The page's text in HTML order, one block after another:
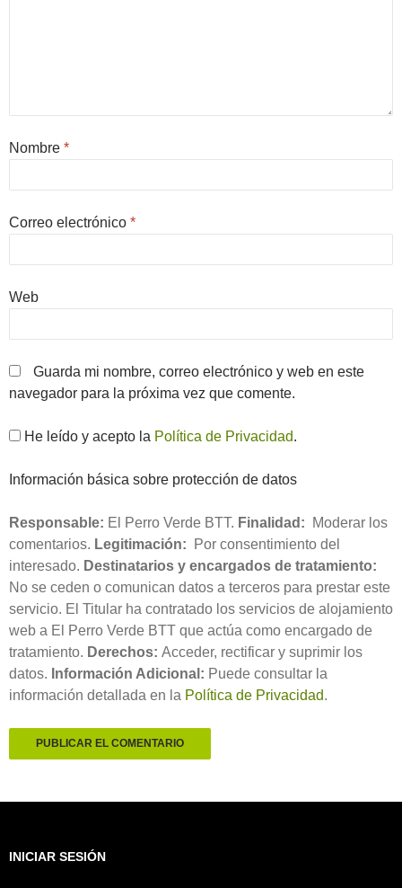
Nombre *
Correo electrónico *
Web
Guarda mi nombre, correo electrónico y web en este
navegador para la próxima vez que comente.
He leído y acepto la Política de Privacidad.
Información básica sobre protección de datos
Responsable: El Perro Verde BTT. Finalidad: Moderar los
comentarios. Legitimación: Por consentimiento del
interesado. Destinatarios y encargados de tratamiento:
No se ceden o comunican datos a terceros para prestar este
servicio. El Titular ha contratado los servicios de alojamiento
web a El Perro Verde BTT que actúa como encargado de
tratamiento. Derechos: Acceder, rectificar y suprimir los
datos. Información Adicional: Puede consultar la
información detallada en la Política de Privacidad.
INICIAR SESIÓN